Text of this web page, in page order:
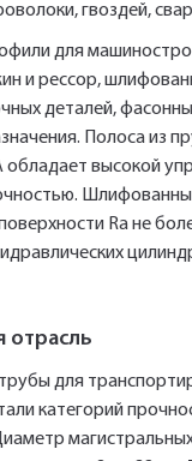
гвоздей,
для
и рессор,
деталей,
Полоса из
обладает высокой
Ra не
отрасль
для
категорий